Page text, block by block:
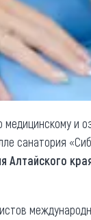
и
санатория
Алтайского